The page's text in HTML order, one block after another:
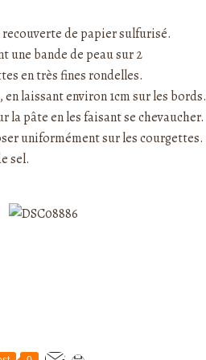
de papier sulfurisé.
une bande de peau sur 2
en très fines rondelles.
laissant environ 1cm sur les bords.
la pâte en les faisant se chevaucher.
uniformément sur les courgettes.
sel.